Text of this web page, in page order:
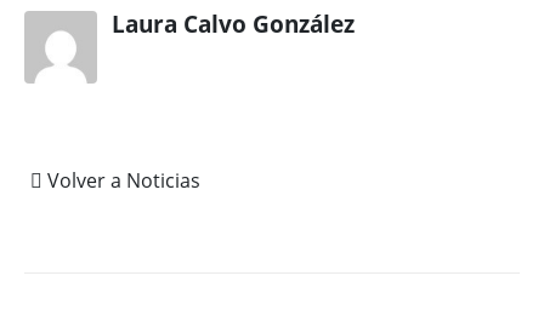
Laura Calvo González
Volver a Noticias